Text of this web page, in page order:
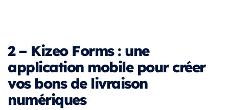
2 – Kizeo Forms : une
application mobile pour créer
vos bons de livraison
numériques